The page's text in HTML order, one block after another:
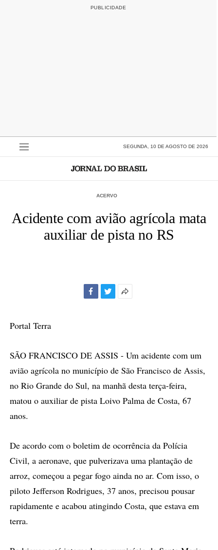
SEGUNDA, 10 DE AGOSTO DE 2026
ACERVO
Acidente com avião agrícola mata
auxiliar de pista no RS
Portal Terra
SÃO FRANCISCO DE ASSIS - Um acidente com um
avião agrícola no município de São Francisco de Assis,
no Rio Grande do Sul, na manhã desta terça-feira,
matou o auxiliar de pista Loivo Palma de Costa, 67
anos.
De acordo com o boletim de ocorrência da Polícia
Civil, a aeronave, que pulverizava uma plantação de
arroz, começou a pegar fogo ainda no ar. Com isso, o
piloto Jefferson Rodrigues, 37 anos, precisou pousar
rapidamente e acabou atingindo Costa, que estava em
terra.